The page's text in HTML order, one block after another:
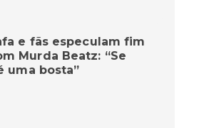
e fãs especulam fim
Murda Beatz: “Se
uma bosta”